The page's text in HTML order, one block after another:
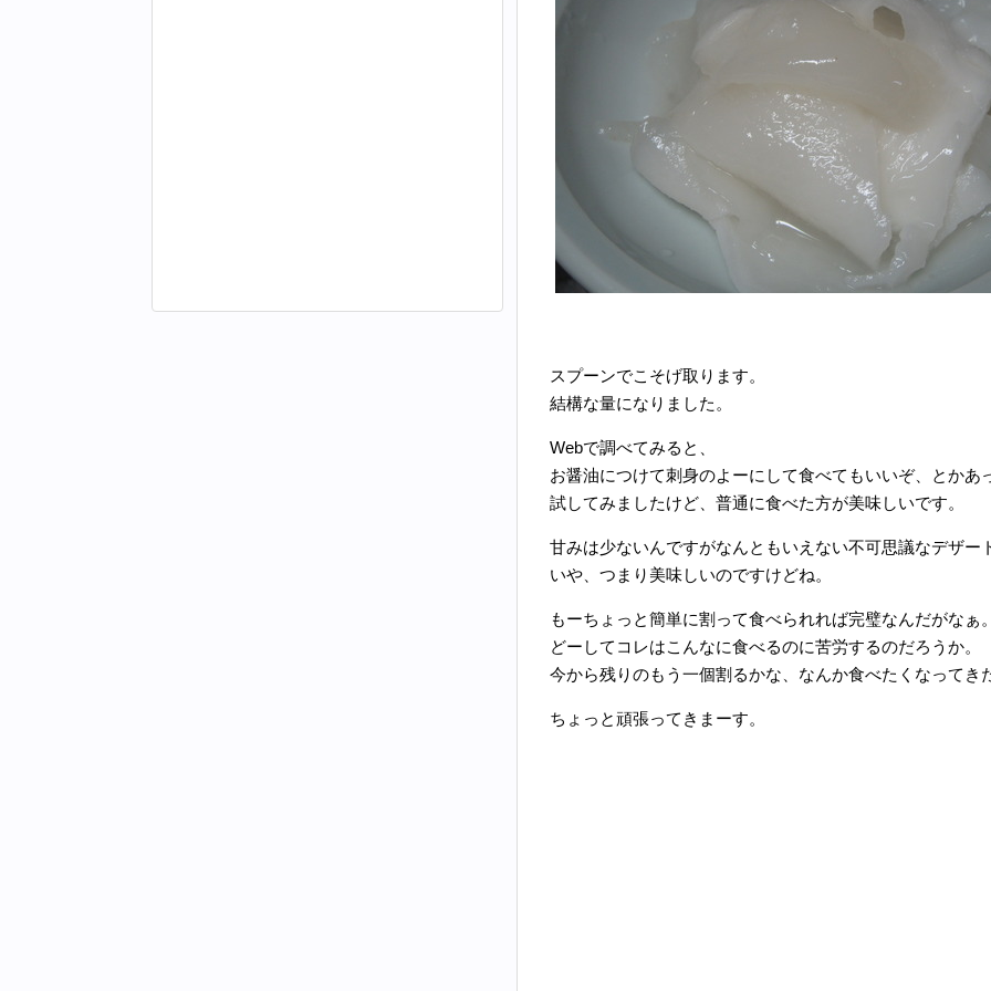
スプーンでこそげ取ります。
結構な量になりました。
Webで調べてみると、
お醤油につけて刺身のよーにして食べてもいいぞ、とかあ
試してみましたけど、普通に食べた方が美味しいです。
甘みは少ないんですがなんともいえない不可思議なデザー
いや、つまり美味しいのですけどね。
もーちょっと簡単に割って食べられれば完璧なんだがなぁ
どーしてコレはこんなに食べるのに苦労するのだろうか。
今から残りのもう一個割るかな、なんか食べたくなってき
ちょっと頑張ってきまーす。